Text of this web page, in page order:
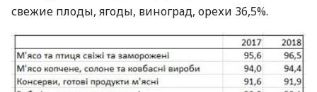
свежие плоды, ягоды, виноград, орехи 36,5%.